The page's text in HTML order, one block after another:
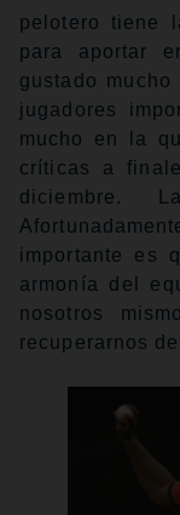
pelotero tiene
para aportar
gustado
jugadores
mucho en la
críticas a
diciembre.
importante es
armonía del
nosotros
recuperarnos